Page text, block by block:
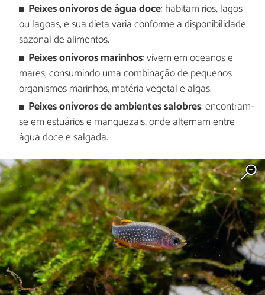
Peixes onívoros de água doce: habitam rios, lagos
ou lagoas, e sua dieta varia conforme a disponibilidade
sazonal de alimentos.
Peixes onívoros marinhos: vivem em oceanos e
mares, consumindo uma combinação de pequenos
organismos marinhos, matéria vegetal e algas.
Peixes onívoros de ambientes salobres: encontram-
se em estuários e manguezais, onde alternam entre
água doce e salgada.